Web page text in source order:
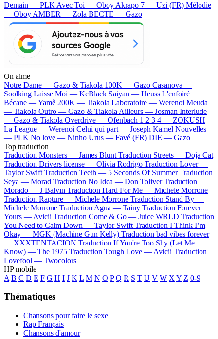
Demain — PLK Avec Toi — Oboy Akrapo 7 — Uzi (FR) Mélodie
— Oboy AMBER — Zola BECTE — Gazo
On aime
Notre Dame — Gazo & Tiakola 100K — Gazo Casanova —
Soolking Laisse Moi — KeBlack Saiyan — Heuss L'enfoiré
Bécane —Yamê 200K — Tiakola Laboratoire — Werenoi Meuda
— Tiakola Outro — Gazo & Tiakola Ailleurs — Josman Interlude
— Gazo & Tiakola Overdrive — Ofenbach 1 2 3 4 — ZOKUSH
La League — Werenoi Celui qui part — Joseph Kamel Nouvelles
— PLK No love — Ninho Urus — Favé (FR) DIE — Gazo
Top traduction
Traduction Monsters — James Blunt Traduction Streets — Doja Cat
Traduction Drivers license — Olivia Rodrigo Traduction Lover —
Taylor Swift Traduction Teeth — 5 Seconds Of Summer Traduction
Seya — Morad Traduction No Idea — Don Toliver Traduction
Morado — J Balvin Traduction Hard For Me — Michele Morrone
Traduction Rapture — Michele Morrone Traduction Stand By —
Michele Morrone Traduction Agua — Tainy Traduction Forever
Yours — Avicii Traduction Come & Go — Juice WRLD Traduction
You Need to Calm Down — Taylor Swift Traduction I Think I’m
Okay — MGK (Machine Gun Kelly) Traduction bad vibes forever
— XXXTENTACION Traduction If You're Too Shy (Let Me
Know) — The 1975 Traduction Tough Love — Avicii Traduction
Lovefool — Twocolors
HP mobile
A B C D E F G H I J K L M N O P Q R S T U V W X Y Z 0-9
Thématiques
Chansons pour faire le sexe
Rap Français
Chansons d'amour